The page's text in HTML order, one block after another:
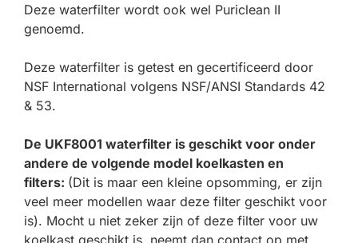
Deze waterfilter wordt ook wel Puriclean II
genoemd.
Deze waterfilter is getest en gecertificeerd door
NSF International volgens NSF/ANSI Standards 42
& 53.
De UKF8001 waterfilter is geschikt voor onder
andere de volgende model koelkasten en
filters: (Dit is maar een kleine opsomming, er zijn
veel meer modellen waar deze filter geschikt voor
is). Mocht u niet zeker zijn of deze filter voor uw